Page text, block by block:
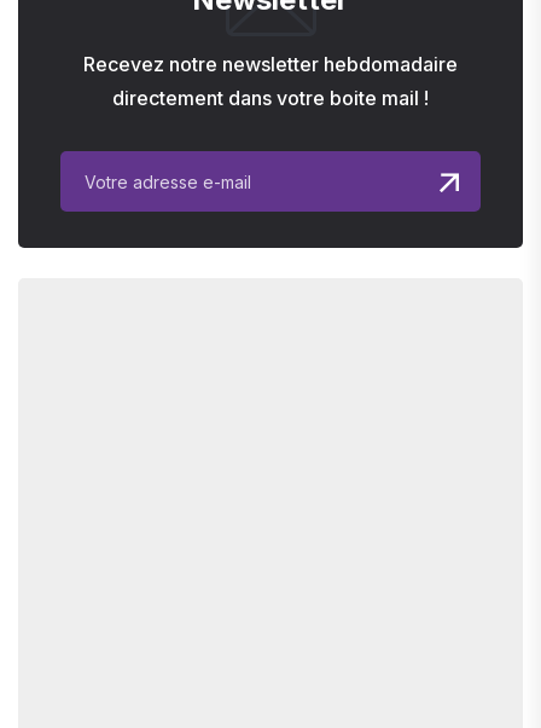
Recevez notre newsletter hebdomadaire
directement dans votre boite mail !